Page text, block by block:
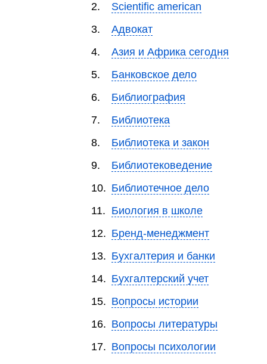
2.
Scientific american
3.
Адвокат
4.
Азия и Африка сегодня
5.
Банковское дело
6.
Библиография
7.
Библиотека
8.
Библиотека и закон
9.
Библиотековедение
10. Библиотечное дело
11. Биология в школе
12. Бренд-менеджмент
13. Бухгалтерия и банки
14. Бухгалтерский учет
15. Вопросы истории
16. Вопросы литературы
17. Вопросы психологии